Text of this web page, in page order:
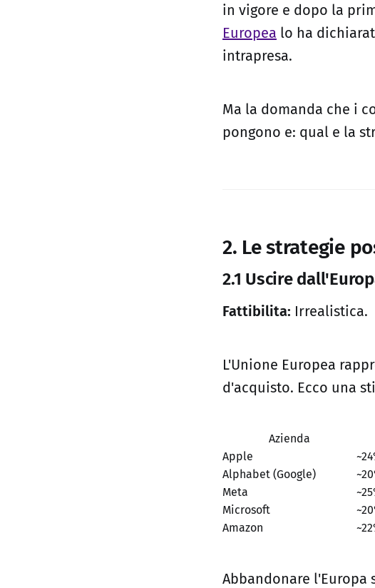
in vigore e dopo la
Europea lo ha
intrapresa.
Ma la domanda che i
pongono e: qual e la
2. Le strategie
2.1 Uscire
Fattibilita: Irrealistica.
L'Unione Europea
d'acquisto. Ecco una
Azienda
Apple
Alphabet (Google)
Meta
Microsoft
Amazon
Abbandonare l'Europa